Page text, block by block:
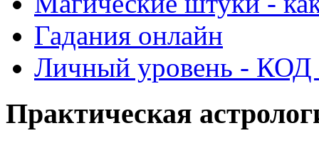
Гадания онлайн
Личный уровень - КОД
Практическая